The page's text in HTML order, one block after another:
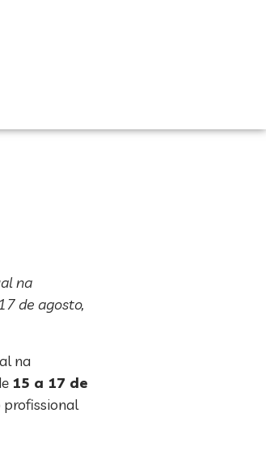
na
de agosto,
na
15 a 17 de
profissional